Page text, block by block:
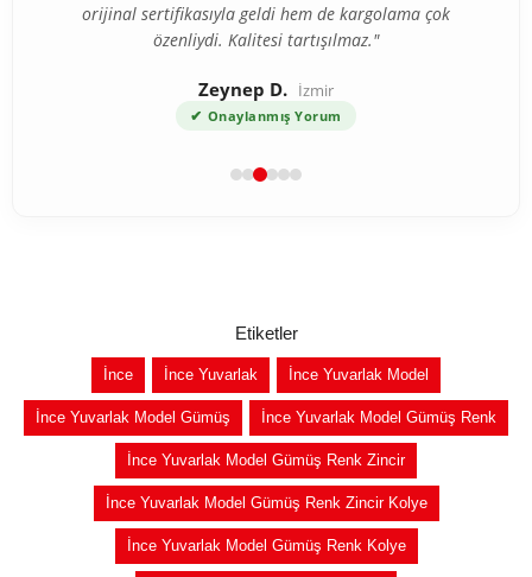
orijinal sertifikasıyla geldi hem de kargolama çok
özenliydi. Kalitesi tartışılmaz."
Zeynep D. İzmir
✔ Onaylanmış Yorum
Etiketler
İnce İnce Yuvarlak İnce Yuvarlak Model
İnce Yuvarlak Model Gümüş İnce Yuvarlak Model Gümüş Renk
İnce Yuvarlak Model Gümüş Renk Zincir
İnce Yuvarlak Model Gümüş Renk Zincir Kolye
İnce Yuvarlak Model Gümüş Renk Kolye